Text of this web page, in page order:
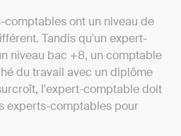
ont un niveau de
Tandis qu'un expert-
niveau bac +8, un comptable
du travail avec un diplôme
l'expert-comptable doit
experts-comptables pour